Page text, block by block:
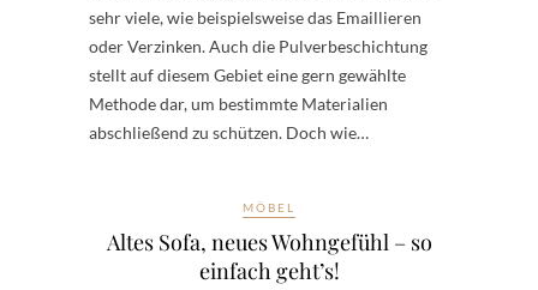
sehr viele, wie beispielsweise das Emaillieren
oder Verzinken. Auch die Pulverbeschichtung
stellt auf diesem Gebiet eine gern gewählte
Methode dar, um bestimmte Materialien
abschließend zu schützen. Doch wie…
MÖBEL
Altes Sofa, neues Wohngefühl – so
einfach geht’s!